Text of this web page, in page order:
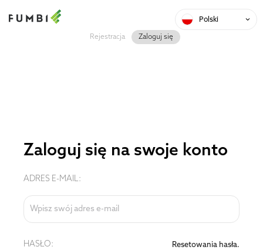
Polski
Rejestracja Zaloguj się
Zaloguj się na swoje konto
ADRES E-MAIL:
HASŁO: Resetowania hasła.